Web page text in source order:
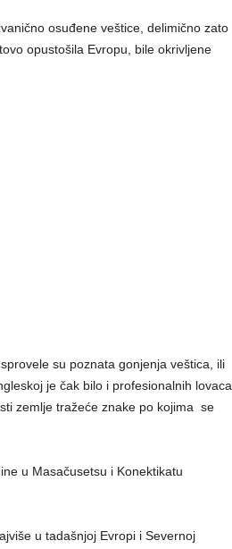
osuđene veštice, delimično zato
opustošila Evropu, bile okrivljene
su poznata gonjenja veštica, ili
je čak bilo i profesionalnih lovaca
zemlje tražeće znake po kojima se
u Masačusetsu i Konektikatu
u tadašnjoj Evropi i Severnoj